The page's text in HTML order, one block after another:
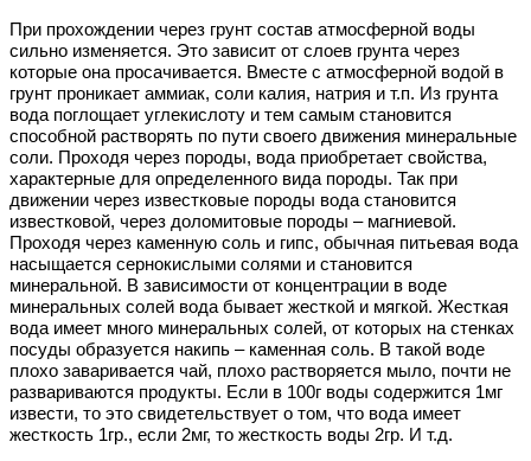
При прохождении через грунт состав атмосферной воды
сильно изменяется. Это зависит от слоев грунта через
которые она просачивается. Вместе с атмосферной водой в
грунт проникает аммиак, соли калия, натрия и т.п. Из грунта
вода поглощает углекислоту и тем самым становится
способной растворять по пути своего движения минеральные
соли. Проходя через породы, вода приобретает свойства,
характерные для определенного вида породы. Так при
движении через известковые породы вода становится
известковой, через доломитовые породы – магниевой.
Проходя через каменную соль и гипс, обычная питьевая вода
насыщается сернокислыми солями и становится
минеральной. В зависимости от концентрации в воде
минеральных солей вода бывает жесткой и мягкой. Жесткая
вода имеет много минеральных солей, от которых на стенках
посуды образуется накипь – каменная соль. В такой воде
плохо заваривается чай, плохо растворяется мыло, почти не
развариваются продукты. Если в 100г воды содержится 1мг
извести, то это свидетельствует о том, что вода имеет
жесткость 1гр., если 2мг, то жесткость воды 2гр. И т.д.